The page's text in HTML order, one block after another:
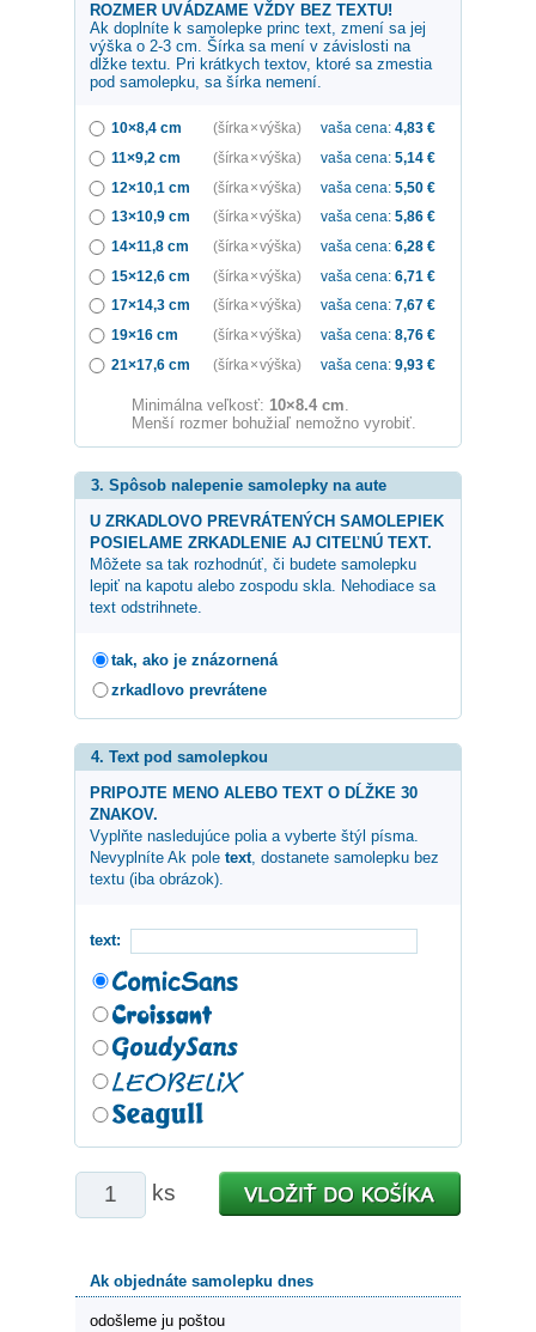
ROZMER UVÁDZAME VŽDY BEZ TEXTU!
Ak doplníte k samolepke princ text, zmení sa jej
výška o 2-3 cm. Šírka sa mení v závislosti na
dĺžke textu. Pri krátkych textov, ktoré sa zmestia
pod samolepku, sa šírka nemení.
10×8,4 cm (šírka × výška) vaša cena: 4,83 €
11×9,2 cm
(šírka × výška) vaša cena: 5,14 €
12×10,1 cm
(šírka × výška) vaša cena: 5,50 €
13×10,9 cm
(šírka × výška) vaša cena: 5,86 €
14×11,8 cm
(šírka × výška) vaša cena: 6,28 €
15×12,6 cm
(šírka × výška) vaša cena: 6,71 €
17×14,3 cm
(šírka × výška) vaša cena: 7,67 €
19×16 cm
(šírka × výška) vaša cena: 8,76 €
21×17,6 cm
(šírka × výška) vaša cena: 9,93 €
Minimálna veľkosť: 10×8.4 cm.
Menší rozmer bohužiaľ nemožno vyrobiť.
3. Spôsob nalepenie samolepky na aute
U ZRKADLOVO PREVRÁTENÝCH SAMOLEPIEK
POSIELAME ZRKADLENIE AJ CITEĽNÚ TEXT.
Môžete sa tak rozhodnúť, či budete samolepku
lepiť na kapotu alebo zospodu skla. Nehodiace sa
text odstrihnete.
tak, ako je znázornená
zrkadlovo prevrátene
4. Text pod samolepkou
PRIPOJTE MENO ALEBO TEXT O DĹŽKE 30
ZNAKOV.
Vyplňte nasledujúce polia a vyberte štýl písma.
Nevyplníte Ak pole text, dostanete samolepku bez
textu (iba obrázok).
text:
ks
Ak objednáte samolepku dnes
odošleme ju poštou